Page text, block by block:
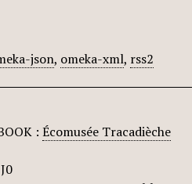
json, omeka-xml, rss2
: Écomusée Tracadièche